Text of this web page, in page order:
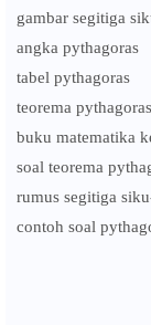
gambar segitiga
angka pythagoras
tabel pythagoras
teorema
buku matematika
soal teorema
rumus segitiga
contoh soal